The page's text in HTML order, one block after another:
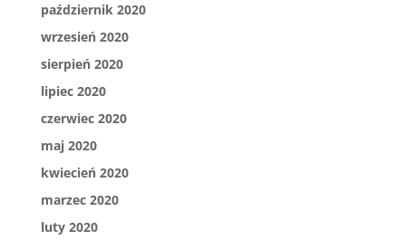
październik 2020
wrzesień 2020
sierpień 2020
lipiec 2020
czerwiec 2020
maj 2020
kwiecień 2020
marzec 2020
luty 2020